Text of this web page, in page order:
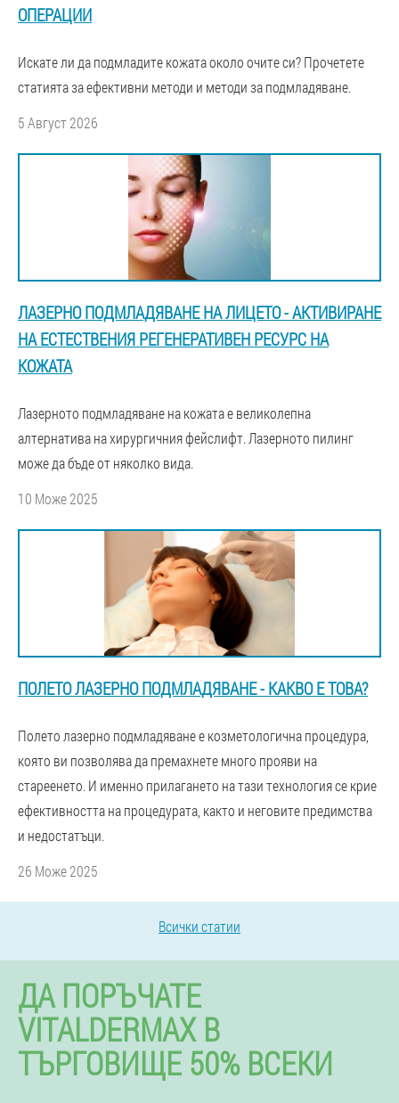
ОПЕРАЦИИ
Искате ли да подмладите кожата около очите си? Прочетете
статията за ефективни методи и методи за подмладяване.
5 Август 2026
ЛАЗЕРНО ПОДМЛАДЯВАНЕ НА ЛИЦЕТО - АКТИВИРАНЕ
НА ЕСТЕСТВЕНИЯ РЕГЕНЕРАТИВЕН РЕСУРС НА
КОЖАТА
Лазерното подмладяване на кожата е великолепна
алтернатива на хирургичния фейслифт. Лазерното пилинг
може да бъде от няколко вида.
10 Може 2025
ПОЛЕТО ЛАЗЕРНО ПОДМЛАДЯВАНЕ - КАКВО Е ТОВА?
Полето лазерно подмладяване е козметологична процедура,
която ви позволява да премахнете много прояви на
стареенето. И именно прилагането на тази технология се крие
ефективността на процедурата, както и неговите предимства
и недостатъци.
26 Може 2025
Всички статии
ДА ПОРЪЧАТЕ
VITALDERMAX В
ТЪРГОВИЩЕ 50% ВСЕКИ